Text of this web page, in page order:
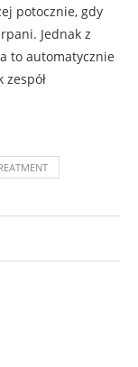
potocznie, gdy
Jednak z
to automatycznie
zespół